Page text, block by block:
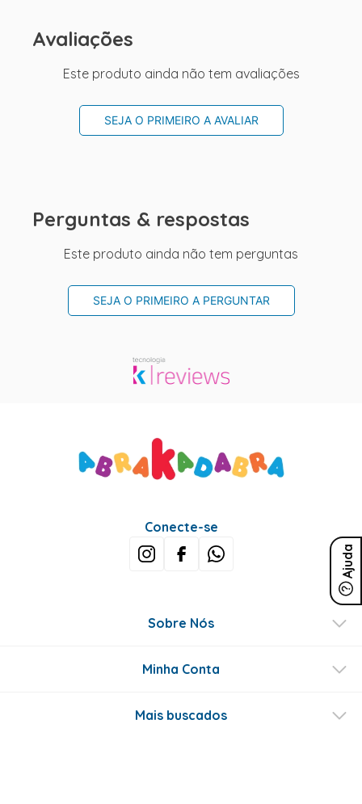
Avaliações
Este produto ainda não tem avaliações
SEJA O PRIMEIRO A AVALIAR
Perguntas & respostas
Este produto ainda não tem perguntas
SEJA O PRIMEIRO A PERGUNTAR
Ajuda
Conecte-se
Sobre Nós
Minha Conta
Mais buscados